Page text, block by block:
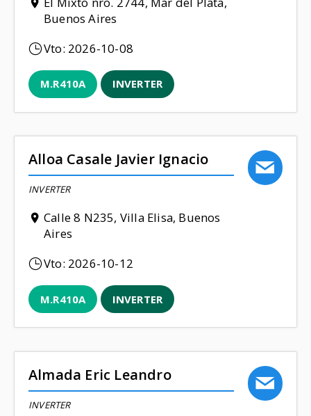
Buenos Aires
Vto: 2026-10-08
M.R410A INVERTER
Alloa Casale Javier Ignacio
INVERTER
Calle 8 N235, Villa Elisa, Buenos
Aires
Vto: 2026-10-12
M.R410A INVERTER
Almada Eric Leandro
INVERTER